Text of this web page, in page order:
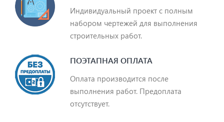
Индивидуальный проект с полным
набором чертежей для выполнения
строительных работ.
ПОЭТАПНАЯ ОПЛАТА
Оплата производится после
выполнения работ. Предоплата
отсутствует.